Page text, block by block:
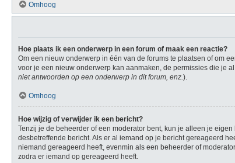
Omhoog
Hoe plaats ik een onderwerp in een forum of maak een reactie?
Om een nieuw onderwerp in één van de forums te plaatsen of om
voor je een nieuw onderwerp kan aanmaken, de permissies die je
niet antwoorden op een onderwerp in dit forum, enz.).
Omhoog
Hoe wijzig of verwijder ik een bericht?
Tenzij je de beheerder of een moderator bent, kun je alleen je
desbetreffende bericht. Als er al iemand op je bericht gereageerd
niemand gereageerd heeft, evenmin als een beheerder of
zodra er iemand op gereageerd heeft.